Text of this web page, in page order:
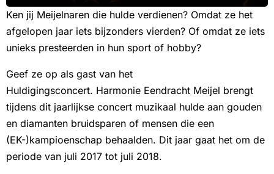
Ken jij Meijelnaren die hulde verdienen? Omdat ze het
afgelopen jaar iets bijzonders vierden? Of omdat ze iets
unieks presteerden in hun sport of hobby?
Geef ze op als gast van het
Huldigingsconcert. Harmonie Eendracht Meijel brengt
tijdens dit jaarlijkse concert muzikaal hulde aan gouden
en diamanten bruidsparen of mensen die een
(EK-)kampioenschap behaalden. Dit jaar gaat het om de
periode van juli 2017 tot juli 2018.